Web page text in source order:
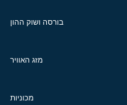
בורסה ושוק ההון
מזג האוויר
מכוניות